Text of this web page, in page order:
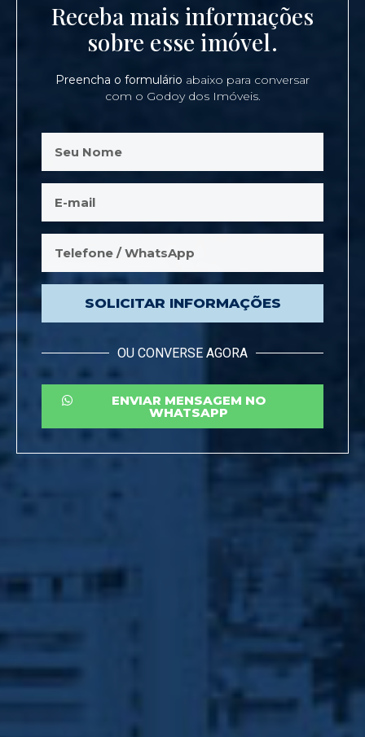
Receba mais informações
sobre esse imóvel.
Preencha o formulário abaixo para conversar
com o Godoy dos Imóveis.
SOLICITAR INFORMAÇÕES
OU CONVERSE AGORA
ENVIAR MENSAGEM NO
WHATSAPP